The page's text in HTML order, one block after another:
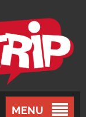
MENU